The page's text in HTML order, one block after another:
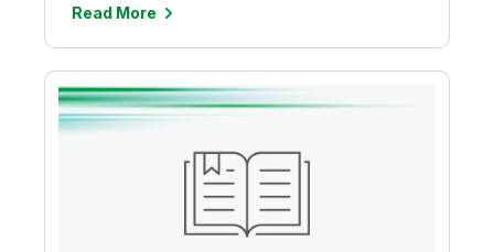
Read More